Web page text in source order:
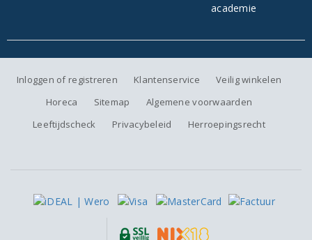
Inloggen of registreren Klantenservice
Veilig winkelen
Horeca
Sitemap
Algemene voorwaarden
Leeftijdscheck
Privacybeleid Herroepingsrecht